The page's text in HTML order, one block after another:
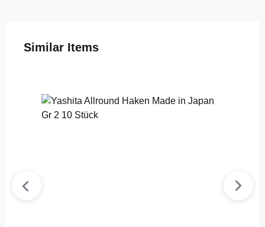
Produktgalerie überspringen
Similar Items